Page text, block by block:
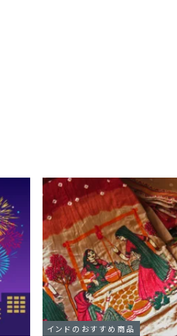
インドのおすすめ商品